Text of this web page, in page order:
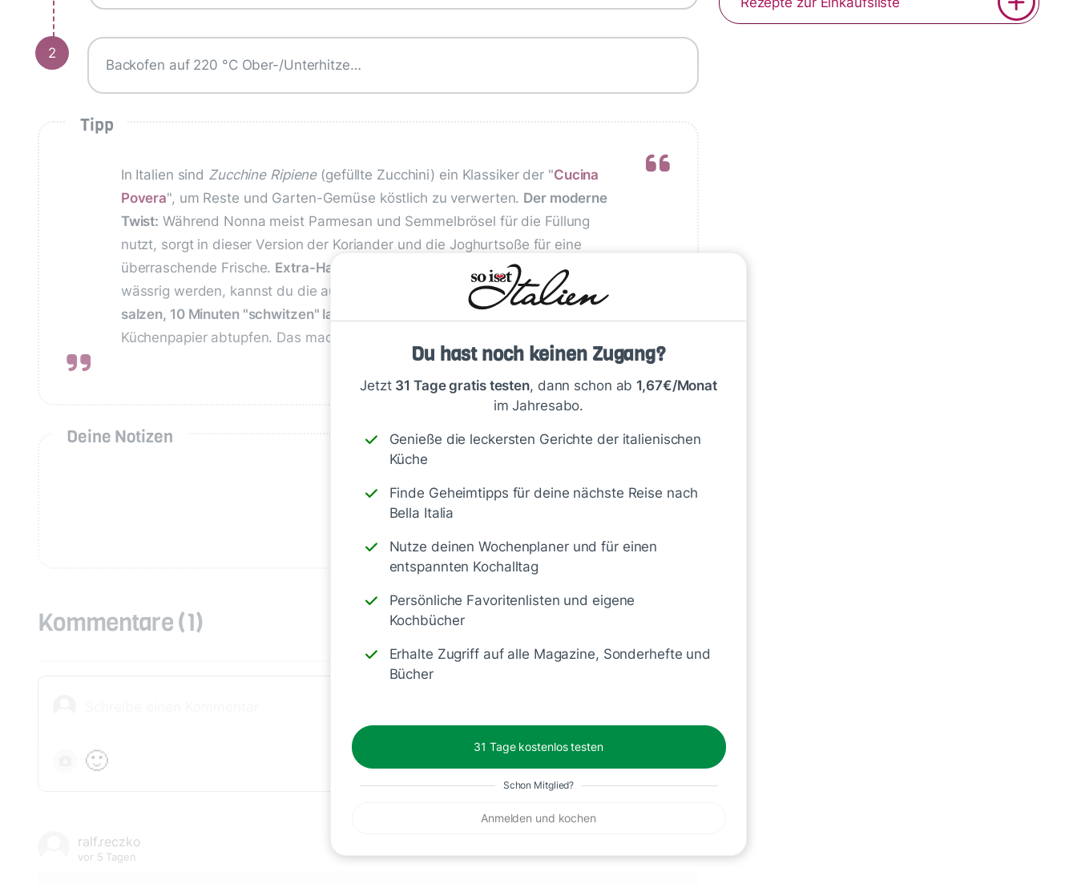
Du hast noch keinen Zugang?
Jetzt 31 Tage gratis testen, dann schon ab 1,67€/Monat
im Jahresabo.
Genieße die leckersten Gerichte der italienischen
Küche
Finde Geheimtipps für deine nächste Reise nach
Bella Italia
Nutze deinen Wochenplaner und für einen
entspannten Kochalltag
Persönliche Favoritenlisten und eigene
Kochbücher
Erhalte Zugriff auf alle Magazine, Sonderhefte und
Bücher
31 Tage kostenlos testen
Schon Mitglied?
Anmelden und kochen
2
Backofen auf 220 °C Ober-/Unterhitze…
Tipp
In Italien sind Zucchine Ripiene(gefüllte Zucchini) ein Klassiker der "Cucina
Povera", um Reste und Garten-Gemüse köstlich zu verwerten. Der moderne
Twist: Während Nonna meist Parmesan und Semmelbrösel für die Füllung
nutzt, sorgt in dieser Version der Koriander und die Joghurtsoße für eine
überraschende Frische. Extra-Hack:
Damit die Zucchini im Ofen nicht zu
wässrig werden, kannst du die ausgehöhlten Hälften
vor dem Füllen leicht
salzen, 10 Minuten "schwitzen" lassen
und das austretende Wasser mit
Küchenpapier abtupfen. Das macht das Ergebnis noch aromatischer!
Deine Notizen
Kommentare(1)
🙂
ralf.reczko
vor 5 Tagen